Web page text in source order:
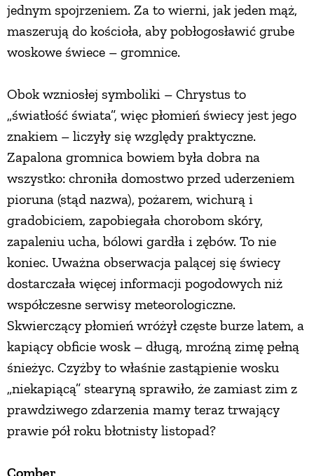
jednym spojrzeniem. Za to wierni, jak jeden mąż,
maszerują do kościoła, aby pobłogosławić grube
woskowe świece – gromnice.
Obok wzniosłej symboliki – Chrystus to
„światłość świata”, więc płomień świecy jest jego
znakiem – liczyły się względy praktyczne.
Zapalona gromnica bowiem była dobra na
wszystko: chroniła domostwo przed uderzeniem
pioruna (stąd nazwa), pożarem, wichurą i
gradobiciem, zapobiegała chorobom skóry,
zapaleniu ucha, bólowi gardła i zębów. To nie
koniec. Uważna obserwacja palącej się świecy
dostarczała więcej informacji pogodowych niż
współczesne serwisy meteorologiczne.
Skwierczący płomień wróżył częste burze latem, a
kapiący obficie wosk – długą, mroźną zimę pełną
śnieżyc. Czyżby to właśnie zastąpienie wosku
„niekapiącą” stearyną sprawiło, że zamiast zim z
prawdziwego zdarzenia mamy teraz trwający
prawie pół roku błotnisty listopad?
Comber